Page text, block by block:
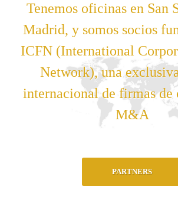
Tenemos oficinas en San
Madrid, y somos socios
ICFN (International
Network), una
internacional de firmas de
M&A
PARTNERS